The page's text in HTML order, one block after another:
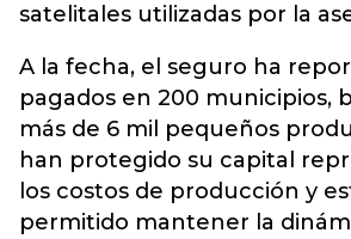
satelitales utilizadas por la
A la fecha, el seguro ha
pagados en 200 municipios,
más de 6 mil pequeños
han protegido su capital
los costos de producción y
permitido mantener la